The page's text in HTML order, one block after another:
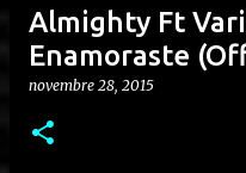
Almighty Ft
Enamoraste
novembre 28, 2015